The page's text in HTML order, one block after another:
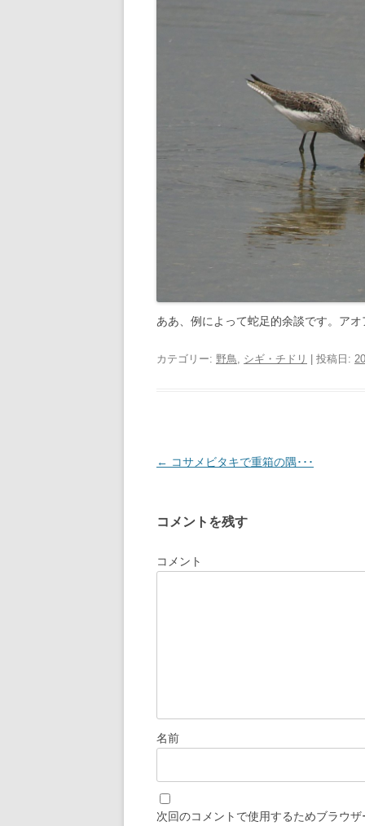
ああ、例によって蛇足的余談です。ア
カテゴリー: 野鳥 シギ・チドリ | 投稿日:
投
ビ
ー
← コサメビタキで重箱の隅･･･
コメントを残す
コメント
名前
次回のコメントで使用するためブラウ